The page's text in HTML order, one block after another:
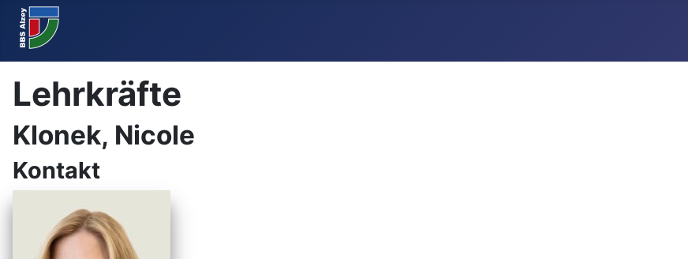
Lehrkräfte
Klonek, Nicole
Kontakt